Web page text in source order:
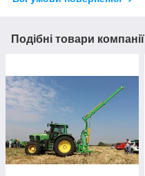
Подібні товари компанії